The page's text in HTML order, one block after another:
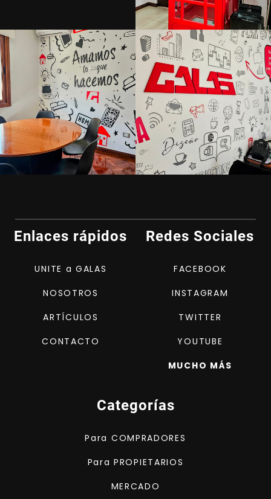
Enlaces rápidos
UNITE a GALAS
NOSOTROS
ARTÍCULOS
CONTACTO
Redes Sociales
FACEBOOK
INSTAGRAM
TWITTER
YOUTUBE
MUCHO MÁS
Categorías
Para COMPRADORES
Para PROPIETARIOS
MERCADO